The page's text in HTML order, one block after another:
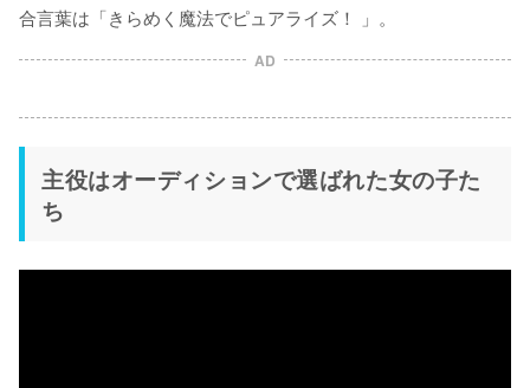
合言葉は「きらめく魔法でピュアライズ！ 」。
AD
主役はオーディションで選ばれた女の子た
ち